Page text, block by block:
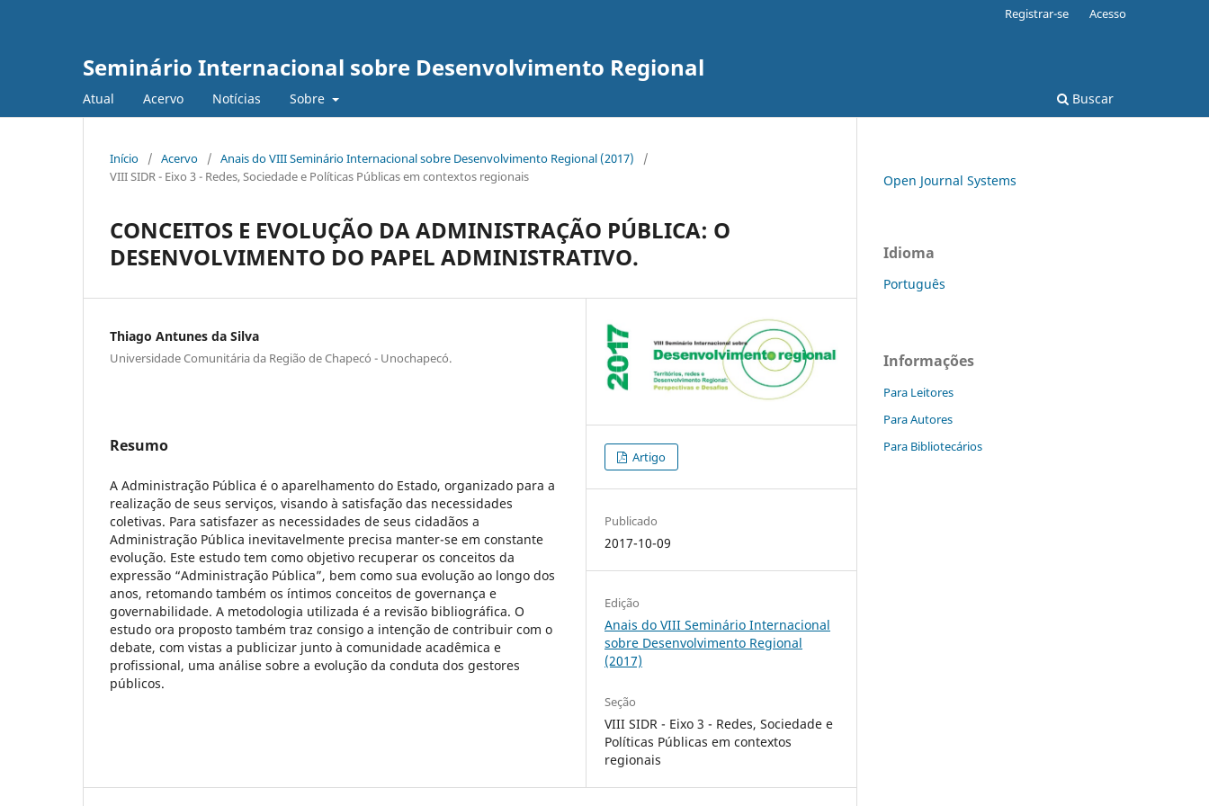
Seminário Internacional sobre Desenvolvimento Regional
Atual Acervo Notícias Sobre Buscar
Registrar-se Acesso
Início / Acervo / Anais do VIII Seminário Internacional sobre Desenvolvimento Regional (2017)
/
VIII SIDR - Eixo 3 - Redes, Sociedade e Políticas Públicas em contextos regionais
CONCEITOS E EVOLUÇÃO DA ADMINISTRAÇÃO PÚBLICA: O
DESENVOLVIMENTO DO PAPEL ADMINISTRATIVO.
Thiago Antunes da Silva
Universidade Comunitária da Região de Chapecó - Unochapecó.
Resumo
A Administração Pública é o aparelhamento do Estado, organizado para a
realização de seus serviços, visando à satisfação das necessidades
coletivas. Para satisfazer as necessidades de seus cidadãos a
Administração Pública inevitavelmente precisa manter-se em constante
evolução. Este estudo tem como objetivo recuperar os conceitos da
expressão “Administração Pública”, bem como sua evolução ao longo dos
anos, retomando também os íntimos conceitos de governança e
governabilidade. A metodologia utilizada é a revisão bibliográfica. O
estudo ora proposto também traz consigo a intenção de contribuir com o
debate, com vistas a publicizar junto à comunidade acadêmica e
profissional, uma análise sobre a evolução da conduta dos gestores
públicos.
Artigo
Publicado
2017-10-09
Edição
Anais do VIII Seminário Internacional
sobre Desenvolvimento Regional
(2017)
Seção
VIII SIDR - Eixo 3 - Redes, Sociedade e
Políticas Públicas em contextos
regionais
Open Journal Systems
Idioma
Português
Informações
Para Leitores
Para Autores
Para Bibliotecários